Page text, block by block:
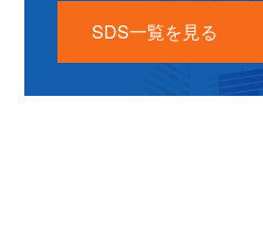
SDS一覧を見る